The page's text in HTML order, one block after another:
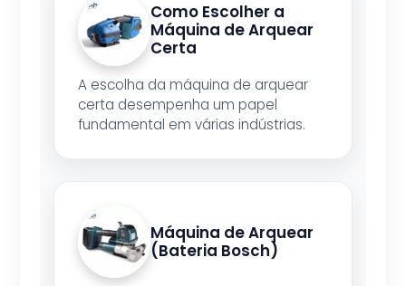
Como Escolher a
Máquina de Arquear
Certa
A escolha da máquina de arquear
certa desempenha um papel
fundamental em várias indústrias.
Máquina de Arquear
(Bateria Bosch)